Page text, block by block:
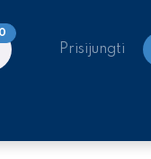
0
Prisijungti